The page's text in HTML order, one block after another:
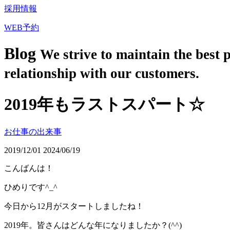
採用情報
WEB予約
Blog We strive to maintain the best
relationship with our customers.
2019年もラストスパート☆
お仕事の出来事
2019/12/01 2024/06/19
こんばんは！
ひめりです^_^
今日から12 月がスタートしましたね！
2019年。皆さんはどんな年になりましたか？ (^^)